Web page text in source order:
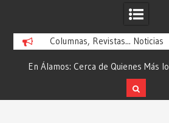
Columnas, Revistas... Noticias
En Álamos: Cerca de Quienes Más lo
Necesitan… Desde: Redacción “El
Objetivo Regional”.